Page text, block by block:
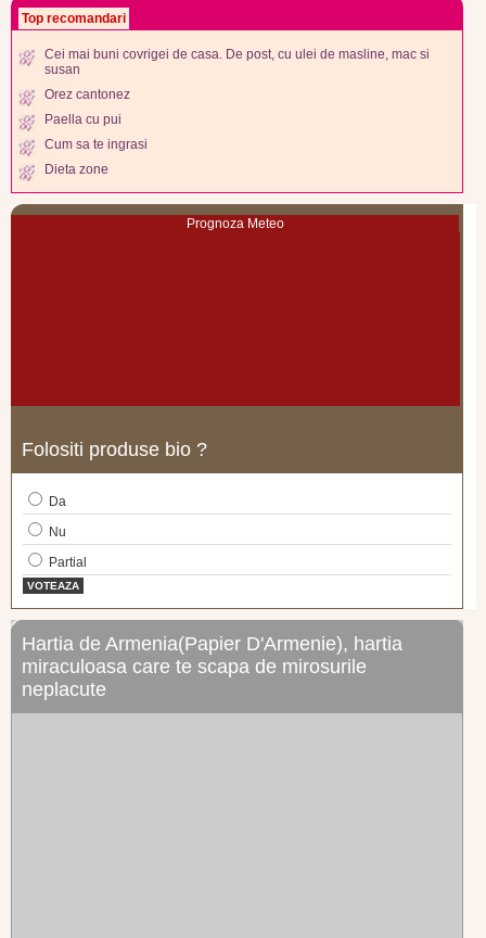
Top recomandari
Cei mai buni covrigei de casa. De post, cu ulei de masline, mac si
susan
Orez cantonez
Paella cu pui
Cum sa te ingrasi
Dieta zone
Prognoza Meteo
Folositi produse bio ?
Da
Nu
Partial
VOTEAZA
Hartia de Armenia(Papier D'Armenie), hartia
miraculoasa care te scapa de mirosurile
neplacute